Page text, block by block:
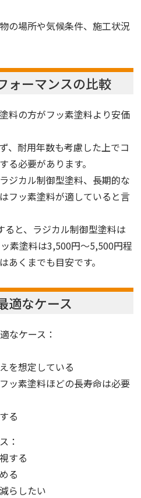
の場所や気候条件、施工状況
ォーマンスの比較
料の方がフッ素塗料より安価
、耐用年数も考慮した上でコ
る必要があります。
ジカル制御型塗料、長期的な
フッ素塗料が適していると言
と、ラジカル制御型塗料は
素塗料は3,500円〜5,500円程
あくまでも目安です。
適なケース
なケース：
を想定している
ッ素塗料ほどの長寿命は必要
る
：
する
る
らしたい